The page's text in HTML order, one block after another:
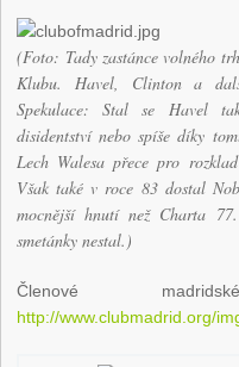
(Foto: Tady zastánce volného
Klubu. Havel, Clinton a
Spekulace: Stal se Havel
disidentství nebo spíše díky
Lech Walesa přece pro
Však také v roce 83 dostal
mocnější hnutí než Charta
smetánky nestal.)
Členové
http://www.clubmadrid.org/